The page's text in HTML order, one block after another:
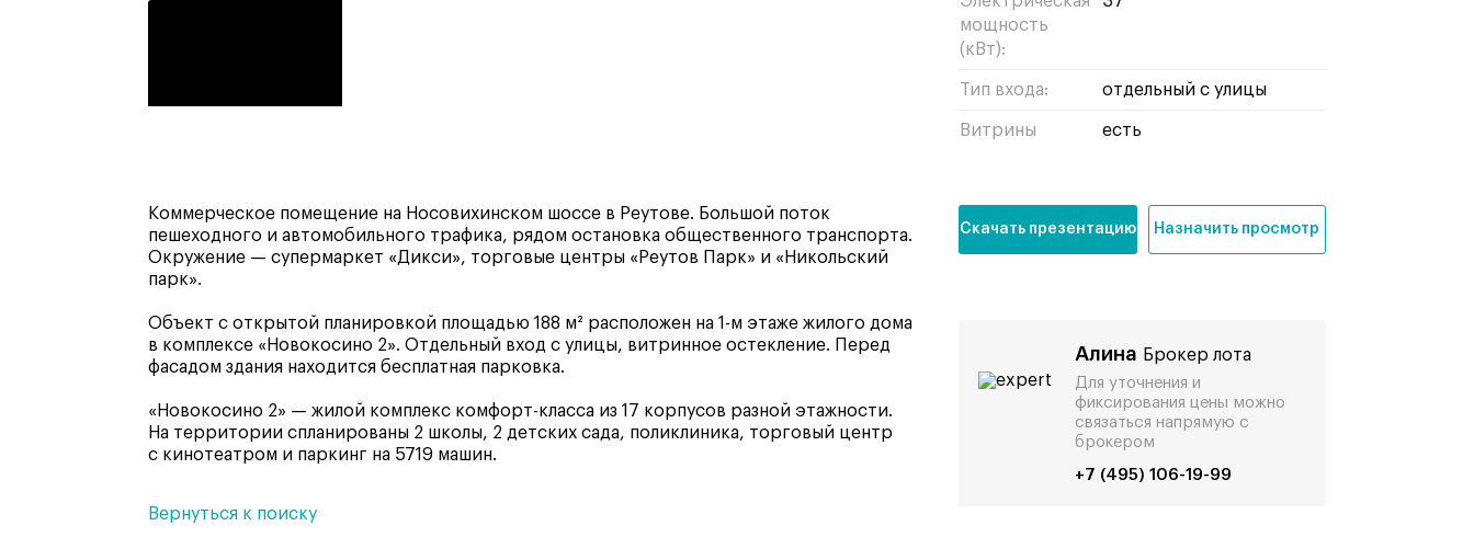
Коммерческое помещение на Носовихинском шоссе в Реутове. Большой поток
пешеходного и автомобильного трафика, рядом остановка общественного транспорта.
Окружение — супермаркет «Дикси», торговые центры «Реутов Парк» и «Никольский
парк».
Объект с открытой планировкой площадью 188 м² расположен на 1-м этаже жилого дома
в комплексе «Новокосино 2». Отдельный вход с улицы, витринное остекление. Перед
фасадом здания находится бесплатная парковка.
«Новокосино 2» — жилой комплекс комфорт-класса из 17 корпусов разной этажности.
На территории спланированы 2 школы, 2 детских сада, поликлиника, торговый центр
с кинотеатром и паркинг на 5719 машин.
Вернуться к поиску
мощность
(кВт):
Тип входа: отдельный с улицы
Витрины есть
Скачать презентацию Назначить просмотр
Алина Брокер лота
Для уточнения и
фиксирования цены можно
связаться напрямую с
брокером
+7 (495) 106-19-99